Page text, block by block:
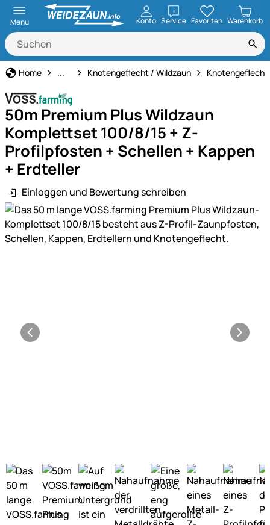
Menu Konto ServiceöffnenFavoriten Warenkorb
Home Weidezaun
... Knotengeflecht / Wildzaun
50m Premium Plus Wildzaun
Komplettset 100/8/15 + Z-
Profilpfosten + Schellen + Kappen
+ Erdteller
Einloggen und Bewertung schreiben
Produktgalerie